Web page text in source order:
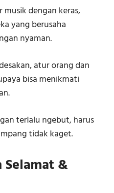
dengan keras,
yang berusaha
nyaman.
atur orang dan
bisa menikmati
terlalu ngebut, harus
tidak kaget.
Selamat &